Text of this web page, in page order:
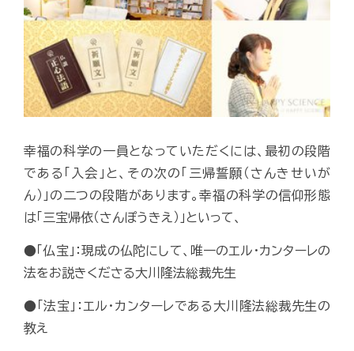
幸福の科学の一員となっていただくには、最初の段階
である「入会」と、その次の「三帰誓願（さんきせいが
ん）」の二つの段階があります。幸福の科学の信仰形態
は「三宝帰依（さんぽうきえ）」といって、
●「仏宝」：現成の仏陀にして、唯一のエル・カンターレの
法をお説きくださる大川隆法総裁先生
●「法宝」：エル・カンターレである大川隆法総裁先生の
教え